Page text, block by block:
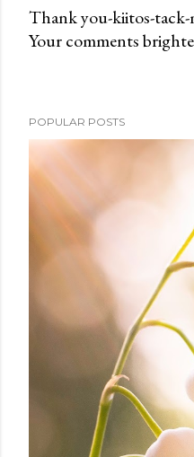
P
a
C
o
m
Thank you-kiitos-tack-
Your comments
POPULAR POSTS